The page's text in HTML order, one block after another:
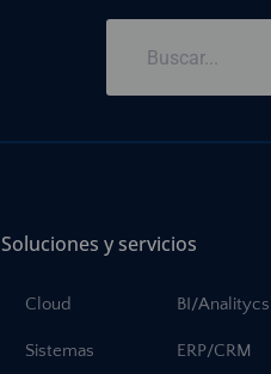
Soluciones y servicios
Cloud
Sistemas
BI/Analitycs
ERP/CRM